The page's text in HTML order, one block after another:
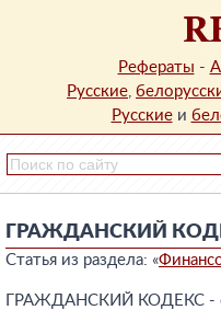
Рефераты -
Русские,
Русскиеи
ГРАЖДАНСКИЙ
Статья из раздела: «
ГРАЖДАНСКИЙ КОДЕКС -